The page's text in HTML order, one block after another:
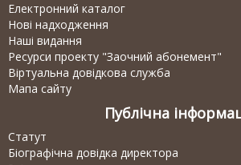
Електронний каталог
Нові надходження
Наші видання
Ресурси проекту "Заочний абонемент"
Віртуальна довідкова служба
Мапа сайту
Публічна
Статут
Біографічна довідка директора